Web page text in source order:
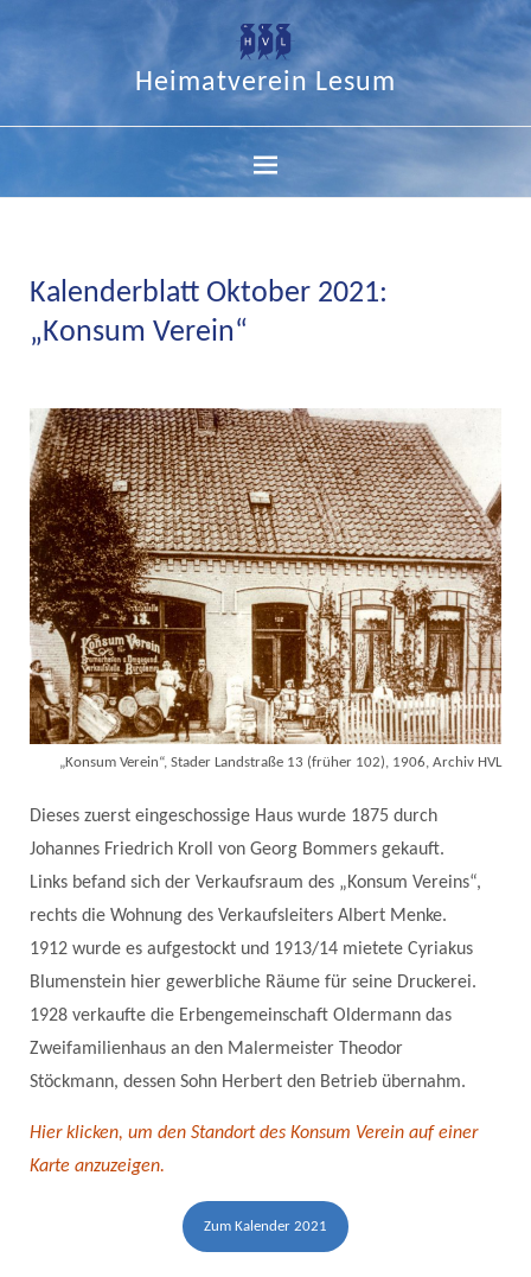
Heimatverein Lesum
Kalenderblatt Oktober 2021:
„Konsum Verein“
„Konsum Verein“, Stader Landstraße 13 (früher 102), 1906, Archiv HVL
Dieses zuerst eingeschossige Haus wurde 1875 durch
Johannes Friedrich Kroll von Georg Bommers gekauft.
Links befand sich der Verkaufsraum des „Konsum Vereins“,
rechts die Wohnung des Verkaufsleiters Albert Menke.
1912 wurde es aufgestockt und 1913/14 mietete Cyriakus
Blumenstein hier gewerbliche Räume für seine Druckerei.
1928 verkaufte die Erbengemeinschaft Oldermann das
Zweifamilienhaus an den Malermeister Theodor
Stöckmann, dessen Sohn Herbert den Betrieb übernahm.
Hier klicken, um den Standort des Konsum Verein auf einer
Karte anzuzeigen.
Zum Kalender 2021